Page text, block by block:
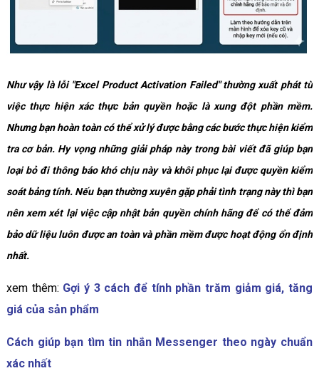
Như vậy là lỗi "Excel Product Activation Failed" thường xuất phát từ
việc thực hiện xác thực bản quyền hoặc là xung đột phần mềm.
Nhưng bạn hoàn toàn có thể xử lý được bằng các bước thực hiện kiểm
tra cơ bản. Hy vọng những giải pháp này trong bài viết đã giúp bạn
loại bỏ đi thông báo khó chịu này và khôi phục lại được quyền kiểm
soát bảng tính. Nếu bạn thường xuyên gặp phải tình trạng này thì bạn
nên xem xét lại việc cập nhật bản quyền chính hãng để có thể đảm
bảo dữ liệu luôn được an toàn và phần mềm được hoạt động ổn định
nhất.
xem thêm: Gợi ý 3 cách để tính phần trăm giảm giá, tăng
giá của sản phẩm
Cách giúp bạn tìm tin nhắn Messenger theo ngày chuẩn
xác nhất